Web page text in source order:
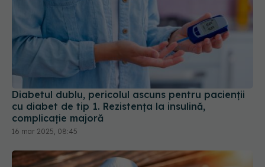
Diabetul dublu, pericolul ascuns pentru pacienții
cu diabet de tip 1. Rezistența la insulină,
complicație majoră
16 mar 2025, 08:45